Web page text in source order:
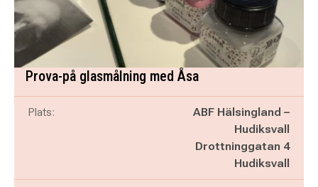
Prova-på glasmålning med Åsa
Plats:
ABF Hälsingland –
Hudiksvall
Drottninggatan 4
Hudiksvall